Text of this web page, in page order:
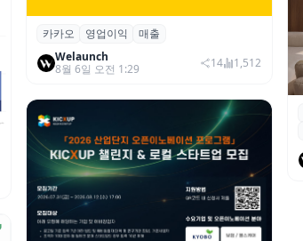
카카오, 2026년 2분기 매출 2조985억·영
업이익 2770억…역대 분기 최대
카카오 영업이익
매출
Welaunch
8월 6일 오전 1:29
14 1,512